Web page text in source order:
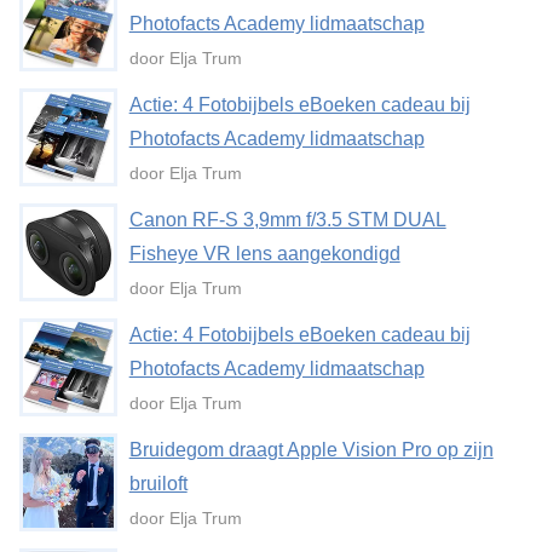
Photofacts Academy lidmaatschap
door Elja Trum
Actie: 4 Fotobijbels eBoeken cadeau bij
Photofacts Academy lidmaatschap
door Elja Trum
Canon RF-S 3,9mm f/3.5 STM DUAL
Fisheye VR lens aangekondigd
door Elja Trum
Actie: 4 Fotobijbels eBoeken cadeau bij
Photofacts Academy lidmaatschap
door Elja Trum
Bruidegom draagt Apple Vision Pro op zijn
bruiloft
door Elja Trum